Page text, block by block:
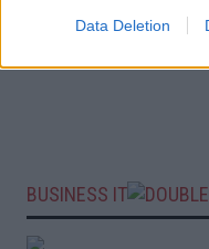
Data Deletion
BUSINESS IT